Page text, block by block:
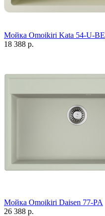
Мойка Omoikiri Kata 54-U-BE
18 388 р.
Мойка Omoikiri Daisen 77-PA
26 388 р.